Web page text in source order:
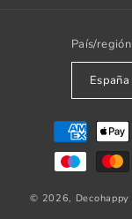
País/región
Formas
pago
© 2026, Decohappy